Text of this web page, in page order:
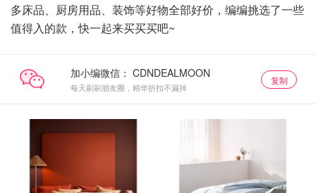
多床品、厨房用品、装饰等好物全部好价，编编挑选了一些
值得入的款，快一起来买买买吧~
加小编微信：
每天刷刷朋友圈，精华折扣不漏掉
复制